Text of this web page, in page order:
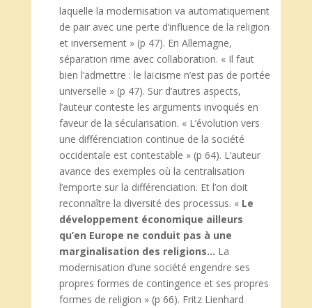
laquelle la modernisation va automatiquement
de pair avec une perte d’influence de la religion
et inversement » (p 47). En Allemagne,
séparation rime avec collaboration. « Il faut
bien l’admettre : le laïcisme n’est pas de portée
universelle » (p 47). Sur d’autres aspects,
l’auteur conteste les arguments invoqués en
faveur de la sécularisation. « L’évolution vers
une différenciation continue de la société
occidentale est contestable » (p 64). L’auteur
avance des exemples où la centralisation
l’emporte sur la différenciation. Et l’on doit
reconnaître la diversité des processus. « Le
développement économique ailleurs
qu’en Europe ne conduit pas à une
marginalisation des religions… La
modernisation d’une société engendre ses
propres formes de contingence et ses propres
formes de religion » (p 66). Fritz Lienhard